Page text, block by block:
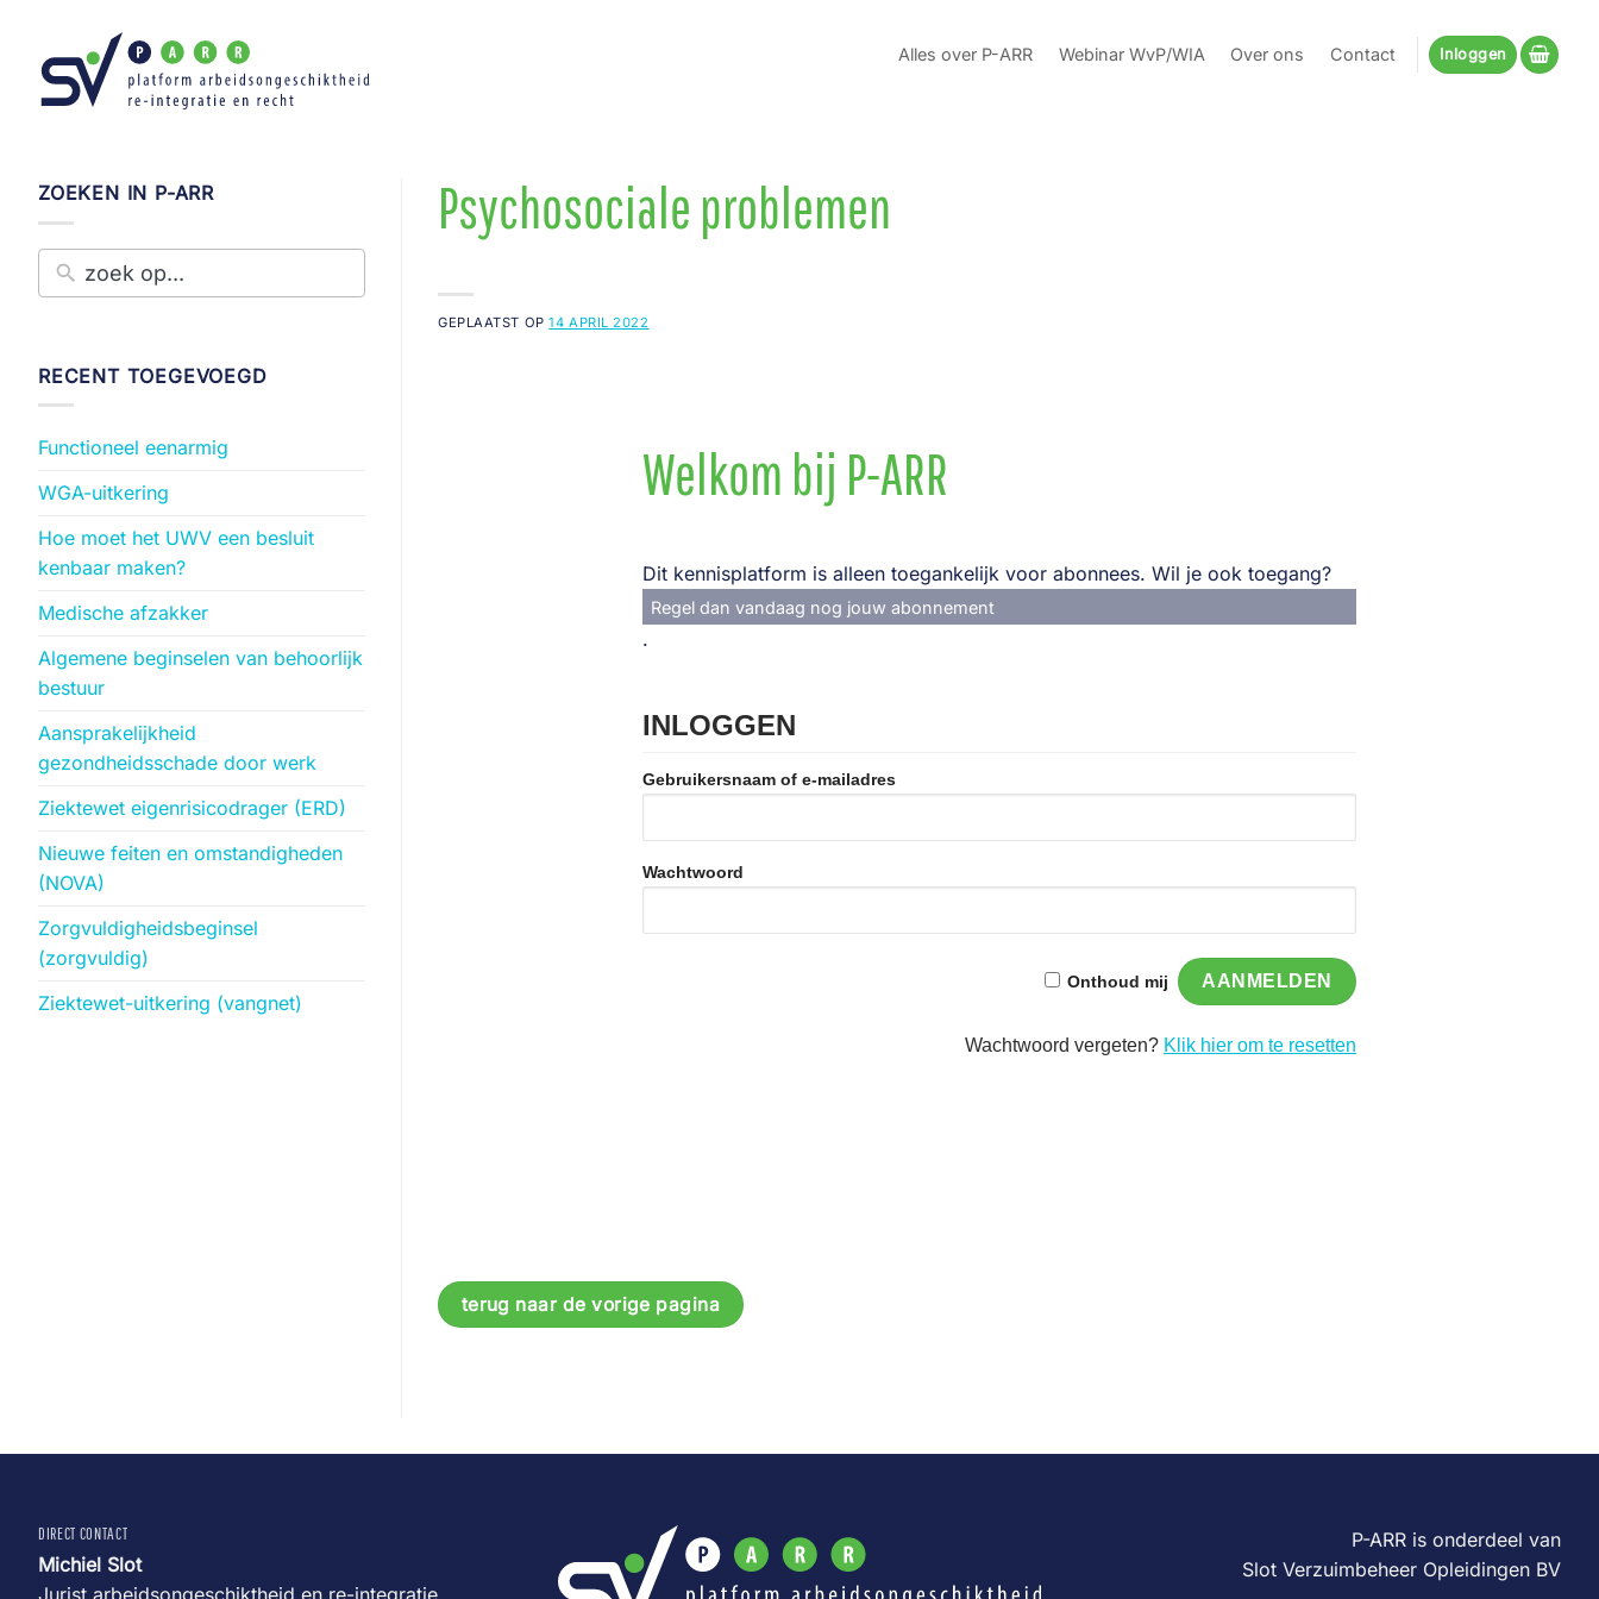
inhoud
Alles over P-ARR Webinar WvP/WIA Over ons Contact Inloggen
ZOEKEN IN P-ARR
RECENT TOEGEVOEGD
Functioneel eenarmig
WGA-uitkering
Hoe moet het UWV een besluit
kenbaar maken?
Medische afzakker
Algemene beginselen van behoorlijk
bestuur
Aansprakelijkheid
gezondheidsschade door werk
Ziektewet eigenrisicodrager (ERD)
Nieuwe feiten en omstandigheden
(NOVA)
Zorgvuldigheidsbeginsel
(zorgvuldig)
Ziektewet-uitkering (vangnet)
Psychosociale problemen
GEPLAATST OP14 APRIL 2022
Welkom bij P-ARR
Dit kennisplatform is alleen toegankelijk voor abonnees. Wil je ook toegang?
Regel dan vandaag nog jouw abonnement
.
INLOGGEN
Gebruikersnaam of e-mailadres
Wachtwoord
Onthoud mij
Wachtwoord vergeten? Klik hier om te resetten
terug naar de vorige pagina
DIRECT CONTACT
Michiel Slot
Jurist arbeidsongeschiktheid en re-integratie
P-ARR is onderdeel van
Slot Verzuimbeheer Opleidingen BV